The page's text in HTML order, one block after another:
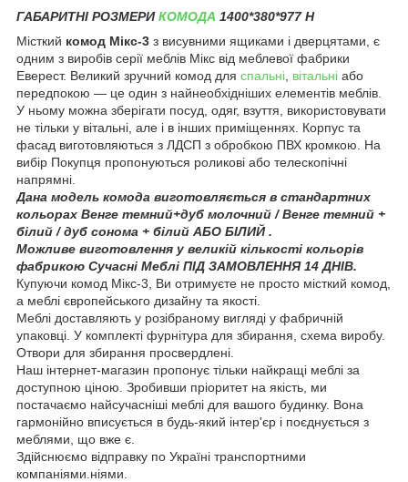
ГАБАРИТНІ РОЗМЕРИКОМОДА 1400*380*977 Н
Місткий комод Мікс-3 з висувними ящиками і дверцятами, є
одним з виробів серії меблів Мікс від меблевої фабрики
Еверест. Великий зручний комод для спальні вітальні або
передпокою — це один з найнеобхідніших елементів меблів.
У ньому можна зберігати посуд, одяг, взуття, використовувати
не тільки у вітальні, але і в інших приміщеннях. Корпус та
фасад виготовляються з ЛДСП з обробкою ПВХ кромкою. На
вибір Покупця пропонуються роликові або телескопічні
напрямні.
Дана модель комода виготовляється в стандартних
кольорах Венге темний+дуб молочний / Венге темний +
білий / дуб сонома + білий АБО БІЛИЙ .
Можливе виготовлення у великій кількості кольорів
фабрикою Сучаснi Меблi ПІД ЗАМОВЛЕННЯ 14 ДНІВ.
Купуючи комод Мікс-3, Ви отримуєте не просто місткий комод,
а меблі європейського дизайну та якості.
Меблі доставляють у розібраному вигляді у фабричній
упаковці. У комплекті фурнітура для збирання, схема виробу.
Отвори для збирання просвердлені.
Наш інтернет-магазин пропонує тільки найкращі меблі за
доступною ціною. Зробивши пріоритет на якість, ми
постачаємо найсучасніші меблі для вашого будинку. Вона
гармонійно вписується в будь-який інтер'єр і поєднується з
меблями, що вже є.
Здійснюємо відправку по Україні транспортними
компаніями.ніями.